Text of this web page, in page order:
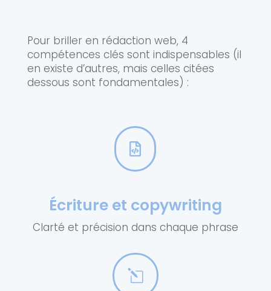
Pour briller en rédaction web, 4
compétences clés sont indispensables (il
en existe d’autres, mais celles citées
dessous sont fondamentales) :

Écriture et copywriting
Clarté et précision dans chaque phrase
l